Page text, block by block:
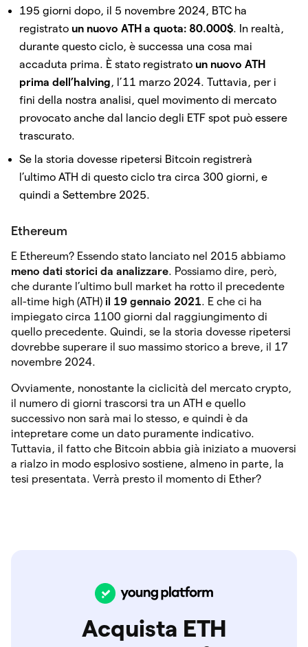
195 giorni dopo, il 5 novembre 2024, BTC ha
registrato un nuovo ATH a quota: 80.000$. In realtà,
durante questo ciclo, è successa una cosa mai
accaduta prima. È stato registrato un nuovo ATH
prima dell’halving, l’11 marzo 2024. Tuttavia, per i
fini della nostra analisi, quel movimento di mercato
provocato anche dal lancio degli ETF spot può essere
trascurato.
Se la storia dovesse ripetersi Bitcoin registrerà
l’ultimo ATH di questo ciclo tra circa 300 giorni, e
quindi a Settembre 2025.
Ethereum
E Ethereum? Essendo stato lanciato nel 2015 abbiamo
meno dati storici da analizzare. Possiamo dire, però,
che durante l’ultimo bull market ha rotto il precedente
all-time high (ATH) il 19 gennaio 2021. E che ci ha
impiegato circa 1100 giorni dal raggiungimento di
quello precedente. Quindi, se la storia dovesse ripetersi
dovrebbe superare il suo massimo storico a breve, il 17
novembre 2024.
Ovviamente, nonostante la ciclicità del mercato crypto,
il numero di giorni trascorsi tra un ATH e quello
successivo non sarà mai lo stesso, e quindi è da
intepretare come un dato puramente indicativo.
Tuttavia, il fatto che Bitcoin abbia già iniziato a muoversi
a rialzo in modo esplosivo sostiene, almeno in parte, la
tesi presentata. Verrà presto il momento di Ether?
Acquista ETH